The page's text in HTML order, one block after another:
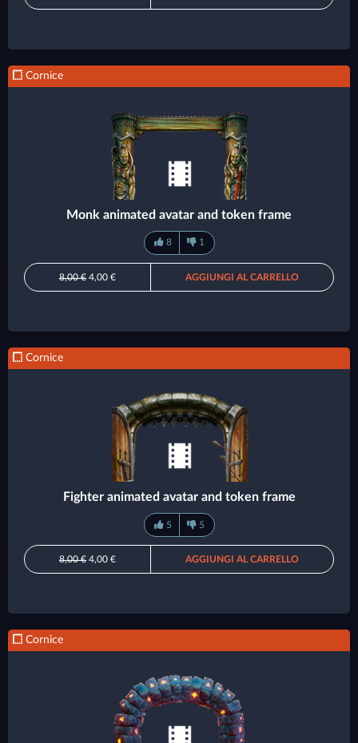
Cornice
Monk animated avatar and token frame
8 1
8,00 € 4,00 € AGGIUNGI AL CARRELLO
Cornice
Fighter animated avatar and token frame
5 5
8,00 € 4,00 € AGGIUNGI AL CARRELLO
Cornice